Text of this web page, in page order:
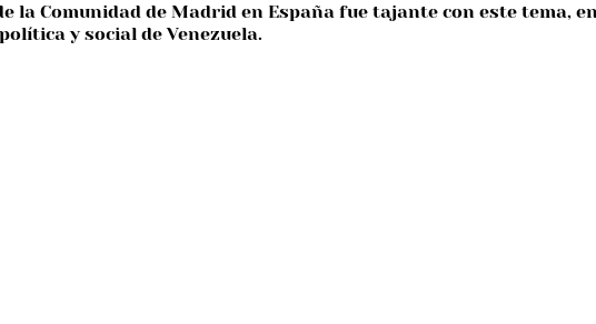
la Comunidad de Madrid en España fue tajante con este tema,
y social de Venezuela.